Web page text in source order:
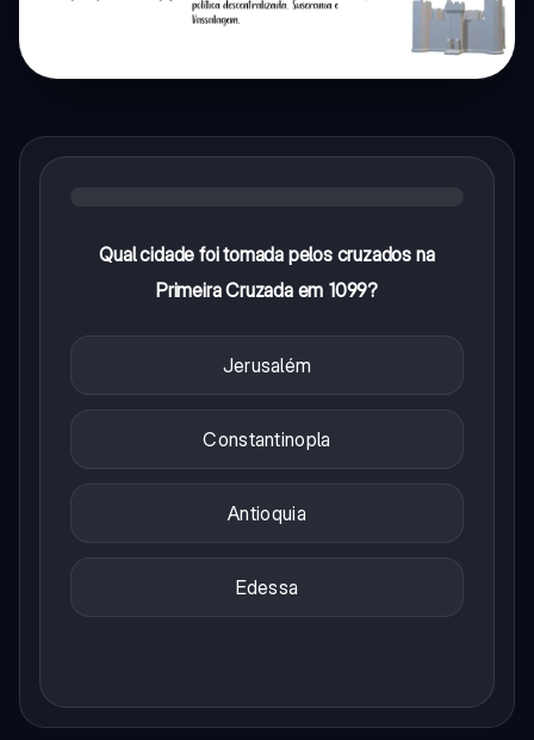
Qual cidade foi tomada pelos cruzados na
Primeira Cruzada em 1099?
Jerusalém
Constantinopla
Antioquia
Edessa